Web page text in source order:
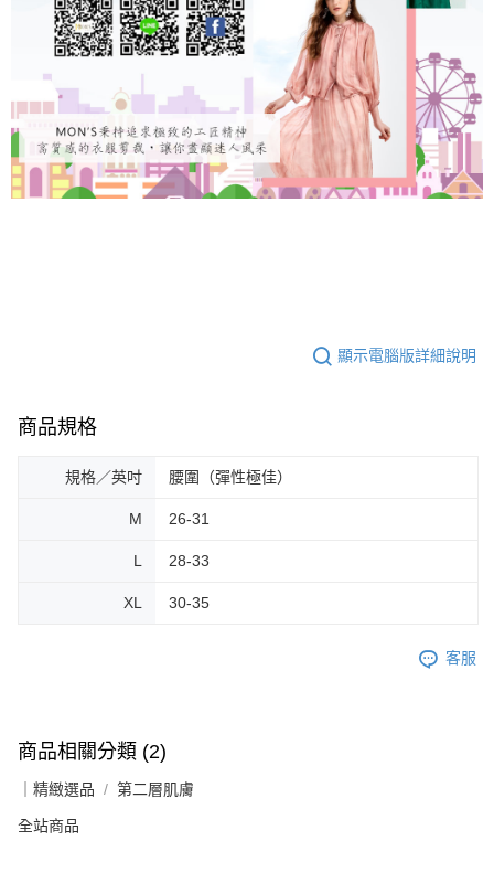
顯示電腦版詳細說明
商品規格
規格／英吋 腰圍（彈性極佳）
M 26-31
L 28-33
XL 30-35
客服
商品相關分類 (2)
｜精緻選品 第二層肌膚
全站商品